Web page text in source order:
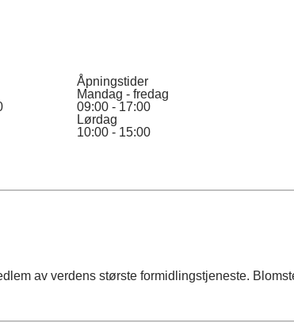
Åpningstider
Mandag - fredag
09:00 - 17:00
Lørdag
10:00 - 15:00
av verdens største formidlingstjeneste.